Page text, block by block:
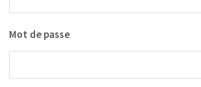
Mot de passe